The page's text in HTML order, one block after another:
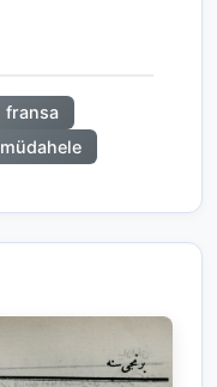
fransa
müdahele